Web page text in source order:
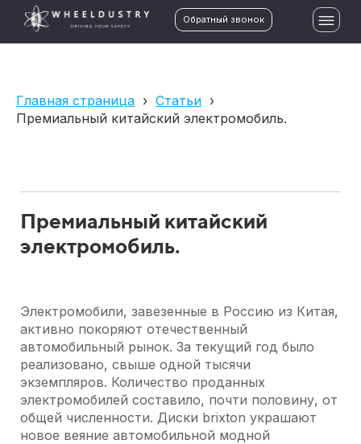
Обратный звонок
Главная страница › Статьи ›
Премиальный китайский электромобиль.
Премиальный китайский
электромобиль.
Электромобили, завезенные в Россию из Китая,
активно покоряют отечественный
автомобильный рынок. За текущий год было
реализовано, свыше одной тысячи
экземпляров. Количество проданных
электромобилей составило, почти половину, от
общей численности. Диски brixton украшают
новое веяние автомобильной модной